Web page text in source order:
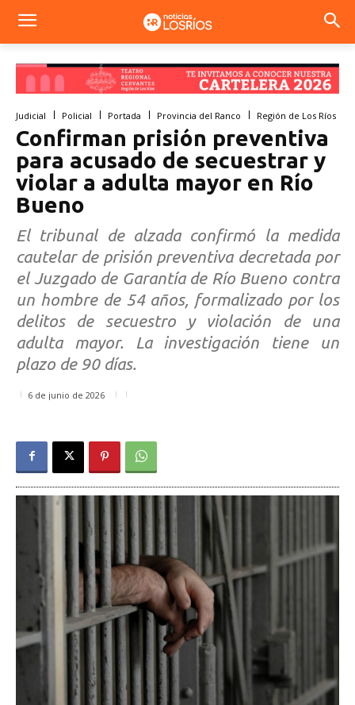
Judicial Policial Portada Provincia del Ranco Región de Los Ríos
Confirman prisión preventiva
para acusado de secuestrar y
violar a adulta mayor en Río
Bueno
El tribunal de alzada confirmó la medida
cautelar de prisión preventiva decretada por
el Juzgado de Garantía de Río Bueno contra
un hombre de 54 años, formalizado por los
delitos de secuestro y violación de una
adulta mayor. La investigación tiene un
plazo de 90 días.
6 de junio de 2026